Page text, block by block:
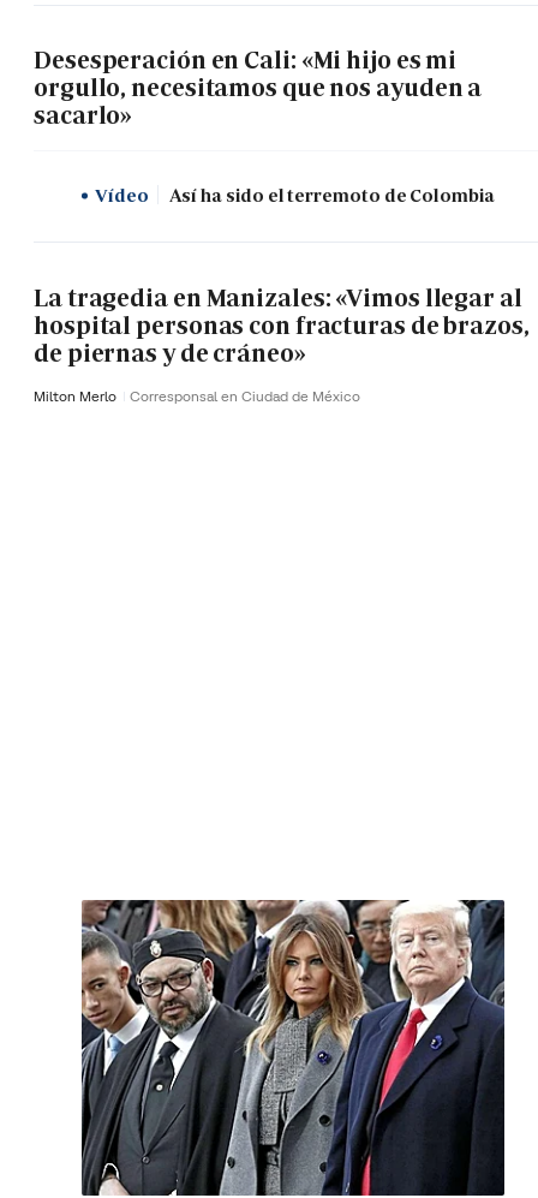
Desesperación en Cali: «Mi hijo es mi
orgullo, necesitamos que nos ayuden a
sacarlo»
Vídeo Así ha sido el terremoto de Colombia
La tragedia en Manizales: «Vimos llegar al
hospital personas con fracturas de brazos,
de piernas y de cráneo»
Milton Merlo Corresponsal en Ciudad de México